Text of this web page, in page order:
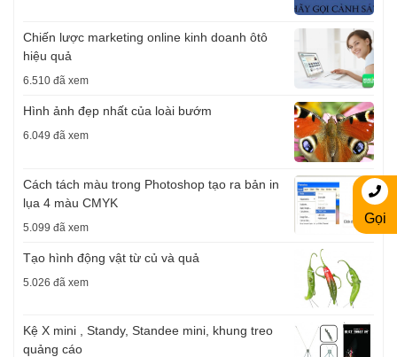
Chiến lược marketing online kinh doanh ôtô
hiệu quả
6.510 đã xem
Hình ảnh đẹp nhất của loài bướm
6.049 đã xem
Cách tách màu trong Photoshop tạo ra bản in
lụa 4 màu CMYK
5.099 đã xem
Tạo hình động vật từ củ và quả
5.026 đã xem
Kệ X mini , Standy, Standee mini, khung treo
quảng cáo
Gọi